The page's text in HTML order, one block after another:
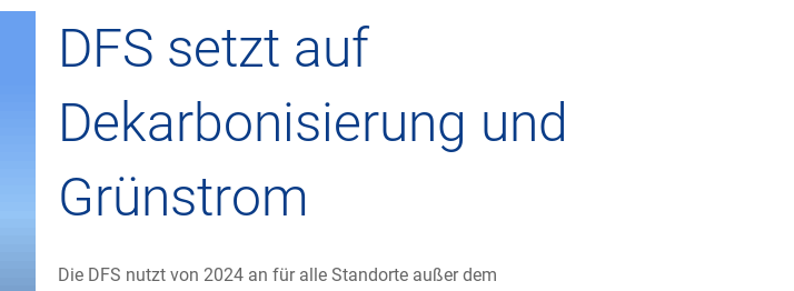
DFS setzt auf
Dekarbonisierung und
Grünstrom
Die DFS nutzt von 2024 an für alle Standorte außer dem